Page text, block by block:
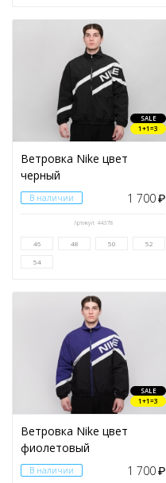
SALE
1+1=3
Ветровка Nike цвет
черный
В наличии 1 700₽
Артикул: 44378
46 48 50 52
54
SALE
1+1=3
Ветровка Nike цвет
фиолетовый
В наличии 1 700₽